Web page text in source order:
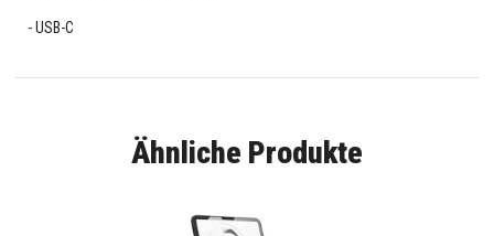
USB-C
Ähnliche Produkte